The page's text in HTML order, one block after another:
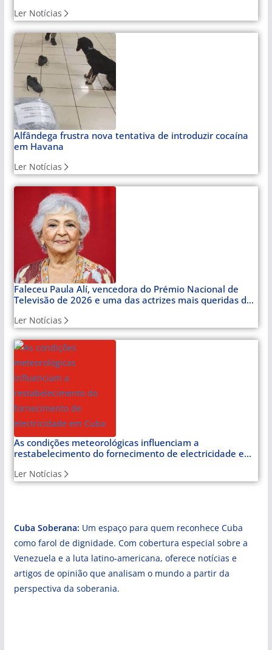
Ler Notícias
Alfândega frustra nova tentativa de introduzir cocaína
em Havana
Ler Notícias
Faleceu Paula Alí, vencedora do Prémio Nacional de
Televisão de 2026 e uma das actrizes mais queridas de
Ler Notícias
As condições meteorológicas influenciam a
restabelecimento do fornecimento de electricidade em
Ler Notícias
Cuba Soberana: Um espaço para quem reconhece Cuba
como farol de dignidade. Com cobertura especial sobre a
Venezuela e a luta latino-americana, oferece notícias e
artigos de opinião que analisam o mundo a partir da
perspectiva da soberania.